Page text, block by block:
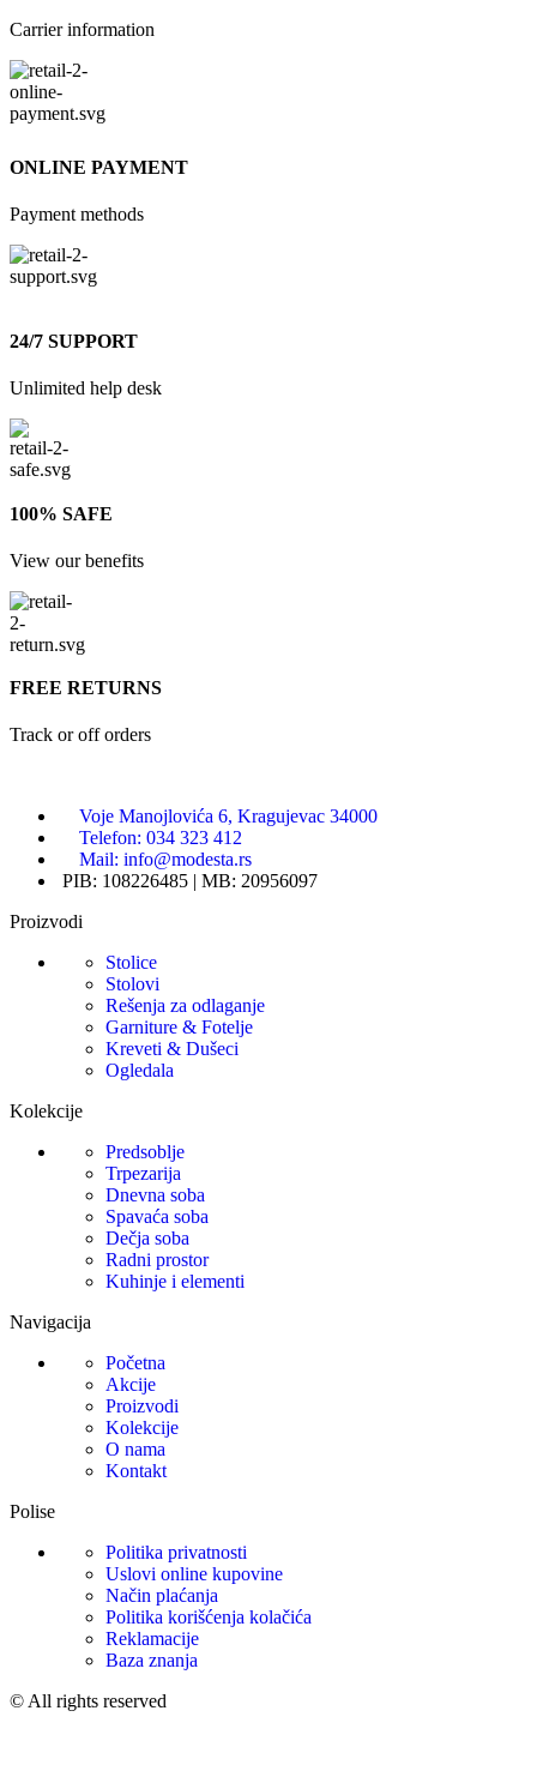
Carrier information
ONLINE PAYMENT
Payment methods
24/7 SUPPORT
Unlimited help desk
100% SAFE
View our benefits
FREE RETURNS
Track or off orders
Voje Manojlovića 6, Kragujevac 34000
Telefon: 034 323 412
Mail: info@modesta.rs
PIB: 108226485 | MB: 20956097
Proizvodi
Stolice
Stolovi
Rešenja za odlaganje
Garniture & Fotelje
Kreveti & Dušeci
Ogledala
Kolekcije
Predsoblje
Trpezarija
Dnevna soba
Spavaća soba
Dečja soba
Radni prostor
Kuhinje i elementi
Navigacija
Početna
Akcije
Proizvodi
Kolekcije
O nama
Kontakt
Polise
Politika privatnosti
Uslovi online kupovine
Način plaćanja
Politika korišćenja kolačića
Reklamacije
Baza znanja
© All rights reserved